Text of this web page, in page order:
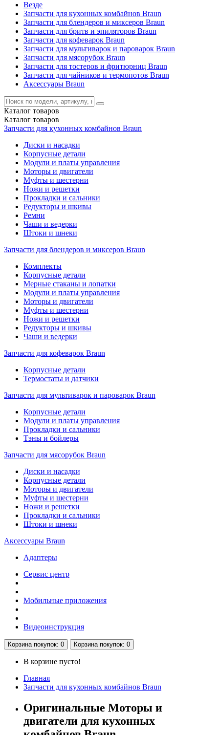
Везде
Запчасти для кухонных комбайнов Braun
Запчасти для блендеров и миксеров Braun
Запчасти для бритв и эпиляторов Braun
Запчасти для кофеварок Braun
Запчасти для мультиварок и пароварок Braun
Запчасти для мясорубок Braun
Запчасти для тостеров и фритюрниц Braun
Запчасти для чайников и термопотов Braun
Аксессуары Braun
Каталог товаров
Каталог товаров
Запчасти для кухонных комбайнов Braun
Диски и насадки
Корпусные детали
Модули и платы управления
Моторы и двигатели
Муфты и шестерни
Ножи и решетки
Прокладки и сальники
Редукторы и шкивы
Ремни
Чаши и ведерки
Штоки и шнеки
Запчасти для блендеров и миксеров Braun
Комплекты
Корпусные детали
Мерные стаканы и лопатки
Модули и платы управления
Моторы и двигатели
Муфты и шестерни
Ножи и решетки
Редукторы и шкивы
Чаши и ведерки
Запчасти для кофеварок Braun
Корпусные детали
Термостаты и датчики
Запчасти для мультиварок и пароварок Braun
Корпусные детали
Модули и платы управления
Прокладки и сальники
Тэны и бойлеры
Запчасти для мясорубок Braun
Диски и насадки
Корпусные детали
Моторы и двигатели
Муфты и шестерни
Ножи и решетки
Прокладки и сальники
Штоки и шнеки
Аксессуары Braun
Адаптеры
Сервис центр
Мобильные приложения
Видеоинструкция
Корзинапокупок: 0 Корзинапокупок: 0
В корзине пусто!
Главная
Запчасти для кухонных комбайнов Braun
Оригинальные Моторы и
двигатели для кухонных